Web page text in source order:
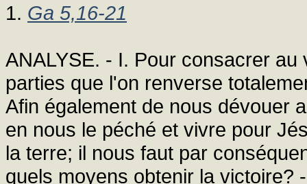
1. Ga 5,16-21
ANALYSE. - I. Pour consacrer
parties que l'on renverse
Afin également de nous dévouer
en nous le péché et vivre pour
la terre; il nous faut par
quels moyens obtenir la victoire?